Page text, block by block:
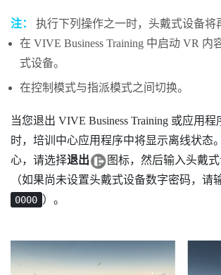
注：
执行下列操作之一时，头戴式设备将
在 VIVE Business Training中启动 VR 内
式设备。
在控制模式与指派模式之间切换。
当您退出 VIVE Business Training 或应用程
时， 培训中心应用程序中将显示离线状态
心，请选择退出
图标，然后输入头戴
（如果尚未设置头戴式设备数字密码，请
0000 ）。